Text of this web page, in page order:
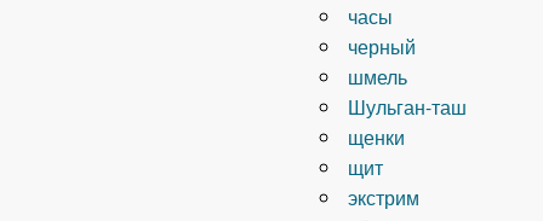
часы
черный
шмель
Шульган-таш
щенки
щит
экстрим